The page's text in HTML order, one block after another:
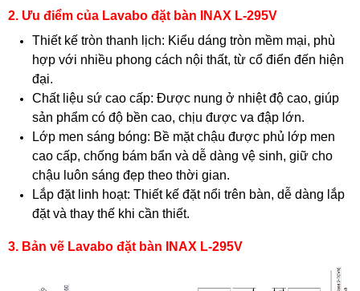
2. Ưu điểm của Lavabo đặt bàn INAX L-295V
Thiết kế tròn thanh lịch: Kiểu dáng tròn mềm mại, phù
hợp với nhiều phong cách nội thất, từ cổ điển đến hiện
đại.
Chất liệu sứ cao cấp: Được nung ở nhiệt độ cao, giúp
sản phẩm có độ bền cao, chịu được va đập lớn.
Lớp men sáng bóng: Bề mặt chậu được phủ lớp men
cao cấp, chống bám bẩn và dễ dàng vệ sinh, giữ cho
chậu luôn sáng đẹp theo thời gian.
Lắp đặt linh hoạt: Thiết kế đặt nổi trên bàn, dễ dàng lắp
đặt và thay thế khi cần thiết.
3. Bản vẽ Lavabo đặt bàn INAX L-295V